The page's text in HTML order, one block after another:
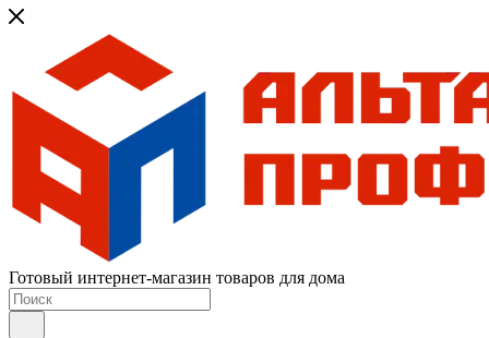
Готовый интернет-магазин товаров для дома